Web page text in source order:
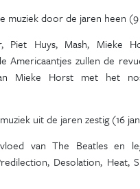
muziek door de jaren heen
Piet Huys, Mash, Mieke
Americaantjes zullen de
Mieke Horst met het
uit de jaren zestig (16
van The Beatles en
Desolation, Heat,